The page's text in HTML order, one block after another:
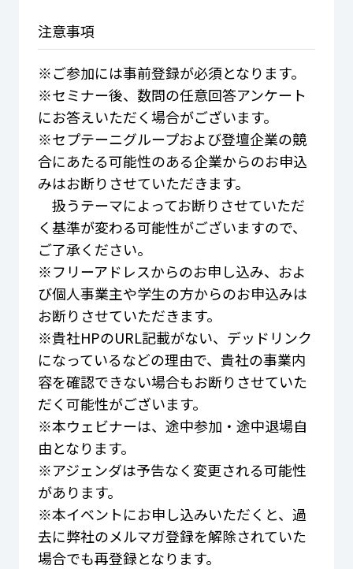
注意事項
※ご参加には事前登録が必須となります。
※セミナー後、数問の任意回答アンケート
にお答えいただく場合がございます。
※セプテーニグループおよび登壇企業の競
合にあたる可能性のある企業からのお申込
みはお断りさせていただきます。
扱うテーマによってお断りさせていただ
く基準が変わる可能性がございますので、
ご了承ください。
※フリーアドレスからのお申し込み、およ
び個人事業主や学生の方からのお申込みは
お断りさせていただきます。
※貴社HPのURL記載がない、デッドリンク
になっているなどの理由で、貴社の事業内
容を確認できない場合もお断りさせていた
だく可能性がございます。
※本ウェビナーは、途中参加・途中退場自
由となります。
※アジェンダは予告なく変更される可能性
があります。
※本イベントにお申し込みいただくと、過
去に弊社のメルマガ登録を解除されていた
場合でも再登録となります。